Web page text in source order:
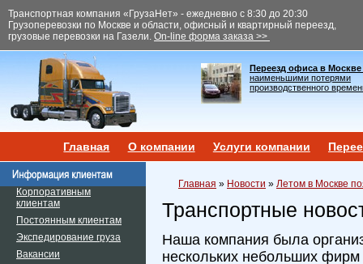
Транспортная компания «ГрузаНет» - ежедневно с 8:30 до 20:30
Грузоперевозки по Москве и области, офисный и квартирный переезд,
грузовые перевозки на Газели. On-line форма заказа >>
Переезд офиса в Москве
наименьшими потерями
производственного
Главная О компании Услуги компании
Корпоративным
клиентам
Постоянным клиентам
Экспедирование груза
Вакансии
Главная » Новости » Летом в Москве
Транспортные
Наша компания была
нескольких небольших фирм